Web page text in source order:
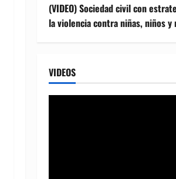
(VIDEO) Sociedad civil con
la violencia contra niñas, niños y
VIDEOS